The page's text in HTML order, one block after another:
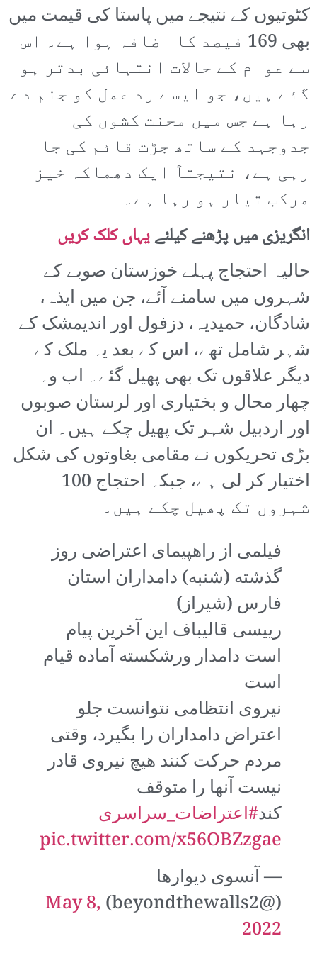
کٹوتیوں کے نتیجے میں پاستا کی قیمت میں
بھی 169 فیصد کا اضافہ ہوا ہے۔ اس
سے عوام کے حالات انتہائی بدتر ہو
گئے ہیں، جو ایسے رد عمل کو جنم دے
رہا ہے جس میں محنت کشوں کی
جدوجہد کے ساتھ جڑت قائم کی جا
رہی ہے، نتیجتاً ایک دھماکہ خیز
مرکب تیار ہو رہا ہے۔
انگریزی میں پڑھنے کیلئےیہاں کلک کریں
حالیہ احتجاج پہلے خوزستان صوبے کے
شہروں میں سامنے آئے، جن میں ایذہ،
شادگان، حمیدیہ، دزفول اور اندیمشک کے
شہر شامل تھے، اس کے بعد یہ ملک کے
دیگر علاقوں تک بھی پھیل گئے۔ اب وہ
چھار محال و بختیاری اور لرستان صوبوں
اور اردبیل شہر تک پھیل چکے ہیں۔ ان
بڑی تحریکوں نے مقامی بغاوتوں کی شکل
اختیار کر لی ہے، جبکہ احتجاج 100
شہروں تک پھیل چکے ہیں۔
فیلمی از راهپیمای اعتراضی روز
گذشته (شنبه) دامداران استان
فارس (شیراز)
رییسی قالیباف این آخرین پیام
است دامدار ورشکسته آماده قیام
است
نیروی انتظامی نتوانست جلو
اعتراض دامداران را بگیرد، وقتی
مردم حرکت کنند هیچ نیروی قادر
نیست آنها را متوقف
کند#اعتراضات_سراسری
pic.twitter.com/x56OBZzgae
— آنسوی دیوارها
(@beyondthewalls2)
May 8,
2022